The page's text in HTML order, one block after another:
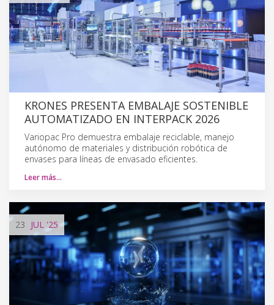
KRONES PRESENTA EMBALAJE SOSTENIBLE
AUTOMATIZADO EN INTERPACK 2026
Variopac Pro demuestra embalaje reciclable, manejo
autónomo de materiales y distribución robótica de
envases para líneas de envasado eficientes.
Leer más…
23 JUL '25